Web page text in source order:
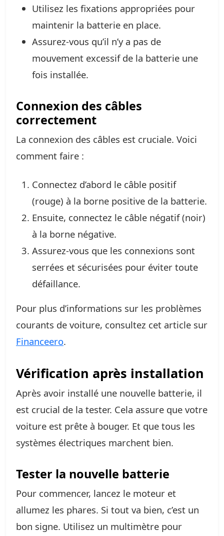
Utilisez les fixations appropriées pour
maintenir la batterie en place.
Assurez-vous qu’il n’y a pas de
mouvement excessif de la batterie une
fois installée.
Connexion des câbles
correctement
La connexion des câbles est cruciale. Voici
comment faire :
Connectez d’abord le câble positif
(rouge) à la borne positive de la batterie.
Ensuite, connectez le câble négatif (noir)
à la borne négative.
Assurez-vous que les connexions sont
serrées et sécurisées pour éviter toute
défaillance.
Pour plus d’informations sur les problèmes
courants de voiture, consultez cet article sur
Financeero.
Vérification après installation
Après avoir installé une nouvelle batterie, il
est crucial de la tester. Cela assure que votre
voiture est prête à bouger. Et que tous les
systèmes électriques marchent bien.
Tester la nouvelle batterie
Pour commencer, lancez le moteur et
allumez les phares. Si tout va bien, c’est un
bon signe. Utilisez un multimètre pour